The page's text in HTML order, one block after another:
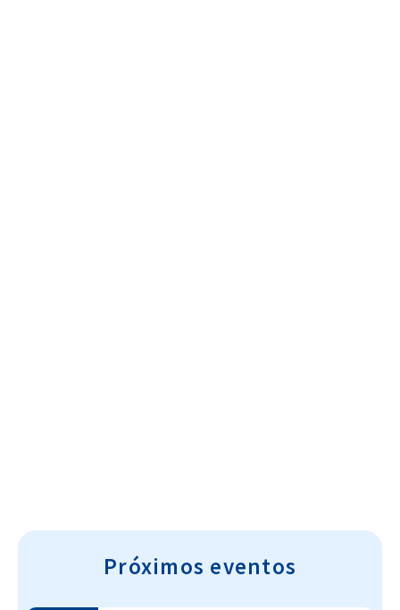
Próximos eventos